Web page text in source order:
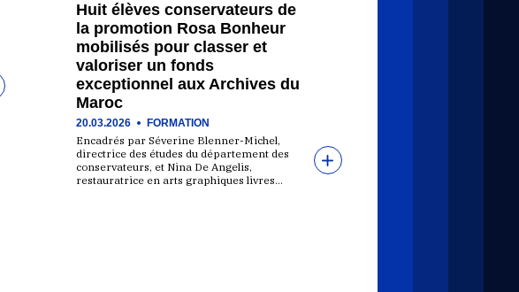
Huit élèves conservateurs de
la promotion Rosa Bonheur
mobilisés pour classer et
valoriser un fonds
exceptionnel aux Archives du
Maroc
20.03.2026 FORMATION
Encadrés par Séverine Blenner-Michel,
directrice des études du département des
conservateurs, et Nina De Angelis,
restauratrice en arts graphiques livres…